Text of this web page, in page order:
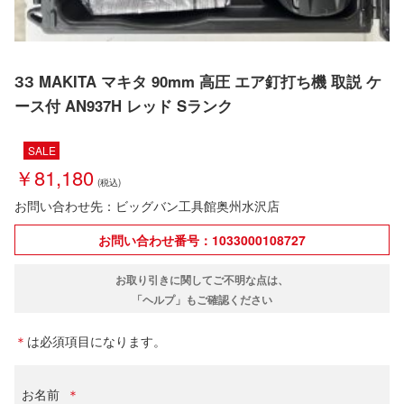
ЗЗ MAKITA マキタ 90mm 高圧 エア釘打ち機 取説 ケ
ース付 AN937H レッド Sランク
SALE
￥81,180
お問い合わせ先：ビッグバン工具館奥州水沢店
お問い合わせ番号：1033000108727
お取り引きに関してご不明な点は、
「ヘルプ」もご確認ください
＊ は必須項目になります。
お名前 ＊